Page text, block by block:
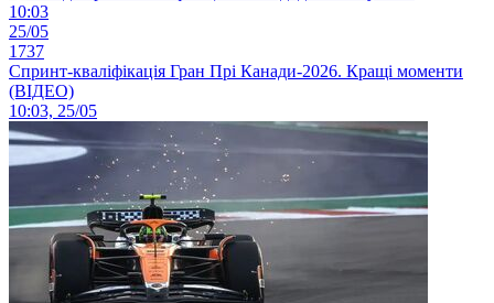
10:03
25/05
1737
Спринт-кваліфікація Гран Прі Канади-2026. Кращі моменти
(ВІДЕО)
10:03, 25/05